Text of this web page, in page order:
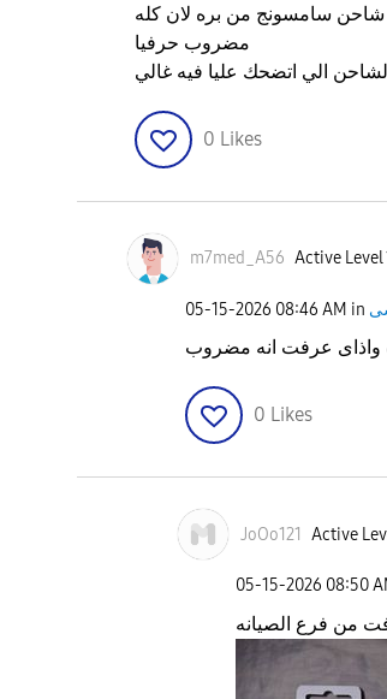
سامسونج من بره لان كله
مضروب حرفيا
الي اتضحك عليا فيه غالي
0 Likes
m7med_A56 Active Level
‎05-15-2026 08:46 AM in
عرفت انه مضروب
0 Likes
JoOo121 Active
‎05-15-2026 08:50
من فرع الصيانه